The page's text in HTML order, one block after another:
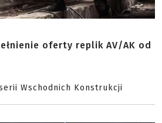
oferty replik AV/AK od
Wschodnich Konstrukcji